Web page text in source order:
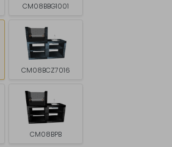
CM08BBG1001
CM08BCZ7016
CM08BPB